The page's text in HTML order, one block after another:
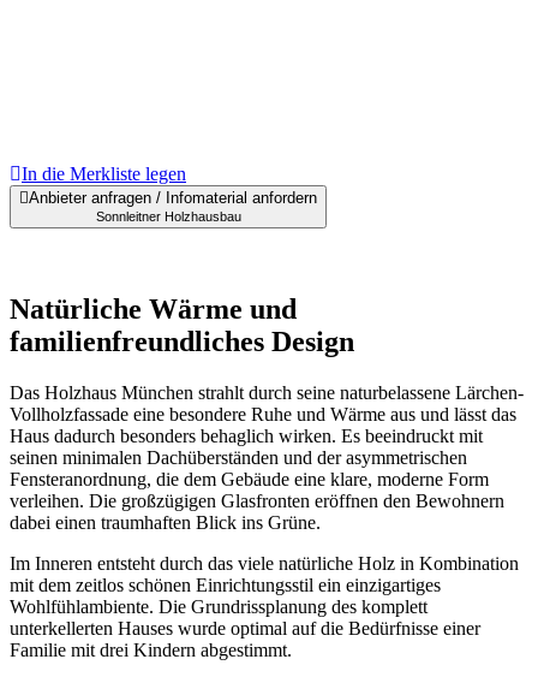
In die Merkliste legen
Anbieter anfragen / Infomaterial anfordern
Sonnleitner Holzhausbau
Natürliche Wärme und
familienfreundliches Design
Das Holzhaus München strahlt durch seine naturbelassene Lärchen-
Vollholzfassade eine besondere Ruhe und Wärme aus und lässt das
Haus dadurch besonders behaglich wirken. Es beeindruckt mit
seinen minimalen Dachüberständen und der asymmetrischen
Fensteranordnung, die dem Gebäude eine klare, moderne Form
verleihen. Die großzügigen Glasfronten eröffnen den Bewohnern
dabei einen traumhaften Blick ins Grüne.
Im Inneren entsteht durch das viele natürliche Holz in Kombination
mit dem zeitlos schönen Einrichtungsstil ein einzigartiges
Wohlfühlambiente. Die Grundrissplanung des komplett
unterkellerten Hauses wurde optimal auf die Bedürfnisse einer
Familie mit drei Kindern abgestimmt.